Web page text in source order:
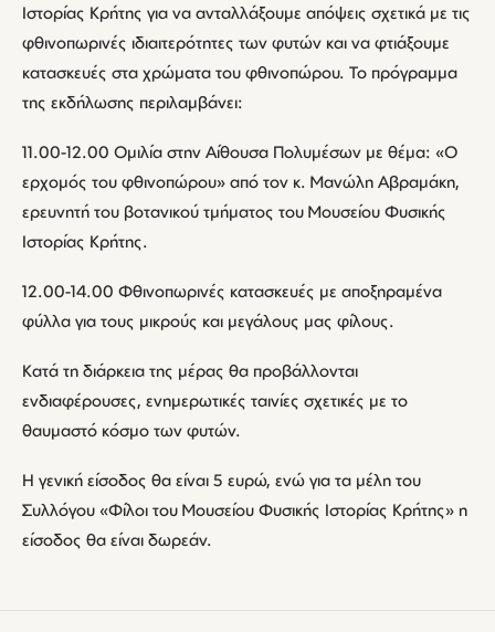
Ιστορίας Κρήτης για να ανταλλάξουμε απόψεις σχετικά με τις
φθινοπωρινές ιδιαιτερότητες των φυτών και να φτιάξουμε
κατασκευές στα χρώματα του φθινοπώρου. Το πρόγραμμα
της εκδήλωσης περιλαμβάνει:
11.00-12.00 Ομιλία στην Αίθουσα Πολυμέσων με θέμα: «Ο
ερχομός του φθινοπώρου» από τον κ. Μανώλη Αβραμάκη,
ερευνητή του βοτανικού τμήματος του Μουσείου Φυσικής
Ιστορίας Κρήτης.
12.00-14.00 Φθινοπωρινές κατασκευές με αποξηραμένα
φύλλα για τους μικρούς και μεγάλους μας φίλους.
Κατά τη διάρκεια της μέρας θα προβάλλονται
ενδιαφέρουσες, ενημερωτικές ταινίες σχετικές με το
θαυμαστό κόσμο των φυτών.
H γενική είσοδος θα είναι 5 ευρώ, ενώ για τα μέλη του
Συλλόγου «Φίλοι του Μουσείου Φυσικής Ιστορίας Κρήτης» η
είσοδος θα είναι δωρεάν.